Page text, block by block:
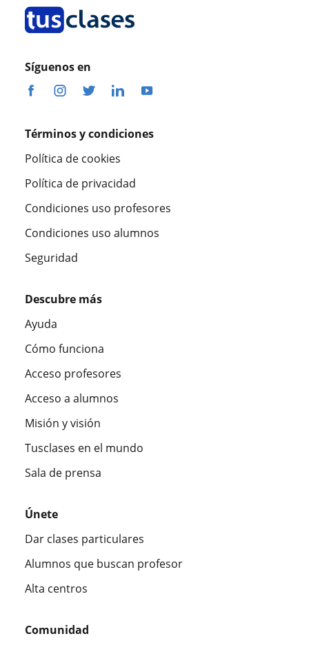
Síguenos en
Términos y condiciones
Política de cookies
Política de privacidad
Condiciones uso profesores
Condiciones uso alumnos
Seguridad
Descubre más
Ayuda
Cómo funciona
Acceso profesores
Acceso a alumnos
Misión y visión
Tusclases en el mundo
Sala de prensa
Únete
Dar clases particulares
Alumnos que buscan profesor
Alta centros
Comunidad